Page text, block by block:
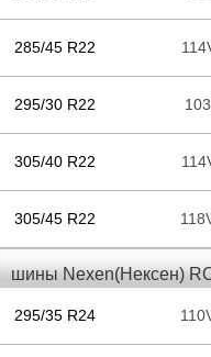
285/45 R22
295/30 R22
305/40 R22
305/45 R22
шины Nexen(Нексен)
295/35 R24